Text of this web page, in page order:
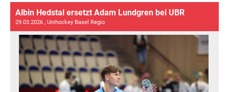
Albin Hedstal ersetzt Adam Lundgren bei UBR
29.03.2026 , Unihockey Basel Regio